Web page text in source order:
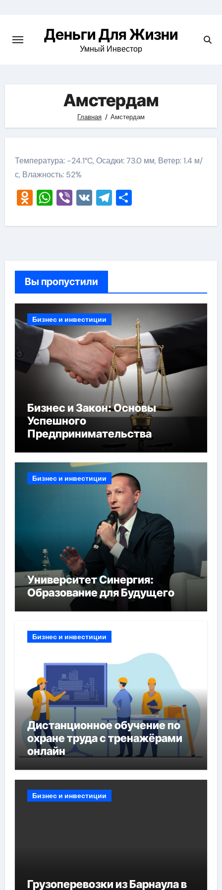
содержимомуДеньги Для Жизни
Умный Инвестор
Амстердам
Главная Амстердам
Температура: -24.1°C, Осадки: 73.0 мм, Ветер: 1.4 м/
с, Влажность: 52%
Odnoklassniki
WhatsApp
Viber
VKTelegram
Отправить
Вы пропустили
Бизнес и инвестиции
Бизнес и Закон: Основы
Успешного
Предпринимательства
Бизнес и инвестиции
Университет Синергия:
Образование для Будущего
Бизнес и инвестиции
Дистанционное обучение по
охране труда с тренажёрами
онлайн
Бизнес и инвестиции
Грузоперевозки из Барнаула в